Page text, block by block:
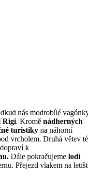
nás modrobílé
Rigi. Kromě nádherných
turistiky na náhorní
vrcholem. Druhá větev
k
Dále pokračujeme lodí
Přejezd vlakem na